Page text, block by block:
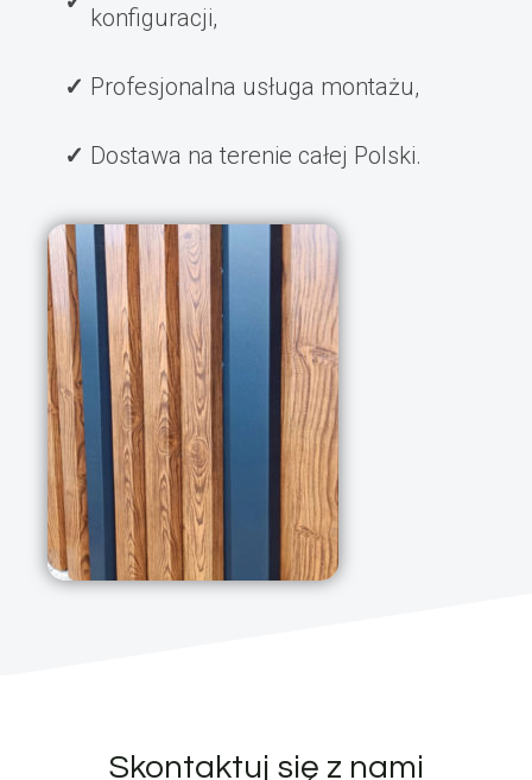
konfiguracji,
Profesjonalna usługa montażu,
Dostawa na terenie całej Polski.
Skontaktuj się z nami